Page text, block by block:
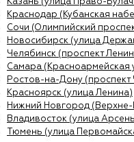
Казань (улица Право-
Краснодар (Кубанская
Сочи (Олимпийский
Новосибирск (улица
Челябинск (проспект
Самара (Красноармейская
Ростов-на-Дону (проспект
Красноярск (улица Ленина)
Нижний Новгород
Владивосток (улица
Тюмень (улица